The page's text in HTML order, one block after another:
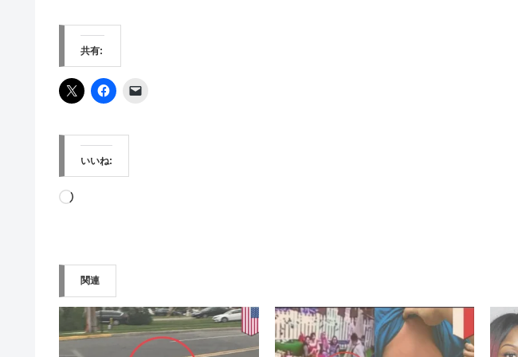
共有:
いいね:
読
み
中…
関連